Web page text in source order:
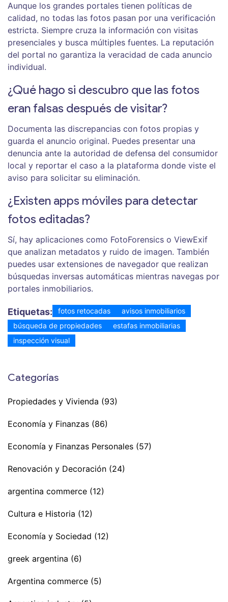
Aunque los grandes portales tienen políticas de
calidad, no todas las fotos pasan por una verificación
estricta. Siempre cruza la información con visitas
presenciales y busca múltiples fuentes. La reputación
del portal no garantiza la veracidad de cada anuncio
individual.
¿Qué hago si descubro que las fotos
eran falsas después de visitar?
Documenta las discrepancias con fotos propias y
guarda el anuncio original. Puedes presentar una
denuncia ante la autoridad de defensa del consumidor
local y reportar el caso a la plataforma donde viste el
aviso para solicitar su eliminación.
¿Existen apps móviles para detectar
fotos editadas?
Sí, hay aplicaciones como FotoForensics o ViewExif
que analizan metadatos y ruido de imagen. También
puedes usar extensiones de navegador que realizan
búsquedas inversas automáticas mientras navegas por
portales inmobiliarios.
Etiquetas: fotos retocadas
avisos inmobiliarios
búsqueda de propiedades
estafas inmobiliarias
inspección visual
Categorías
Propiedades y Vivienda (93)
Economía y Finanzas (86)
Economía y Finanzas Personales (57)
Renovación y Decoración (24)
argentina commerce (12)
Cultura e Historia (12)
Economía y Sociedad (12)
greek argentina (6)
Argentina commerce (5)